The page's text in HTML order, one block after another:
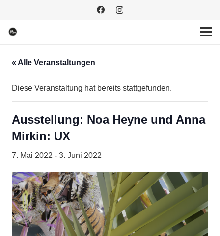
« Alle Veranstaltungen
Diese Veranstaltung hat bereits stattgefunden.
Ausstellung: Noa Heyne und Anna
Mirkin: UX
7. Mai 2022 - 3. Juni 2022